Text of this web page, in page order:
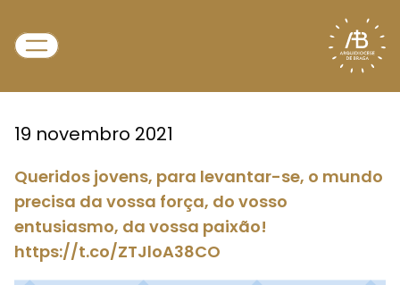
19 novembro 2021
Queridos jovens, para levantar-se, o mundo
precisa da vossa força, do vosso
entusiasmo, da vossa paixão!
https://t.co/ZTJloA38CO